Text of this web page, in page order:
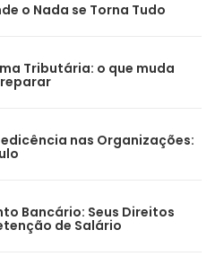
o Nada se Torna Tudo
Tributária: o que muda
nas Organizações:
Bancário: Seus Direitos
de Salário